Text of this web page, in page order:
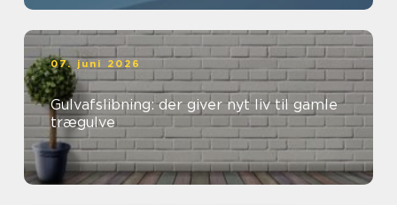
07. juni 2026
Gulvafslibning: der giver nyt liv til gamle
trægulve